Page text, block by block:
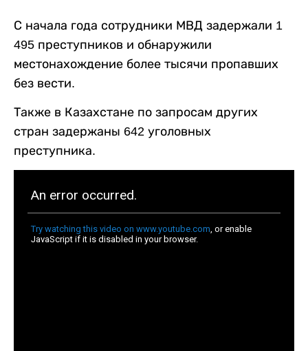
С начала года сотрудники МВД задержали 1
495 преступников и обнаружили
местонахождение более тысячи пропавших
без вести.
Также в Казахстане по запросам других
стран задержаны 642 уголовных
преступника.